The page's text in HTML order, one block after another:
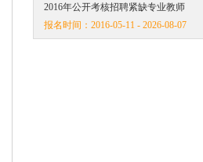
2016年公开考核招聘紧缺专业教师
报名时间： 2016-05-11 - 2026-08-07